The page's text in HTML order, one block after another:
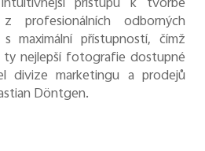
profesionálních odborných
maximální přístupností, čímž
nejlepší fotografie dostupné
divize marketingu a prodejů
Döntgen.